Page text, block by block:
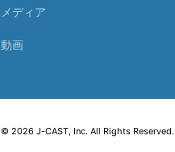
メディア
動画
© 2026 J-CAST, Inc. All Rights Reserved.